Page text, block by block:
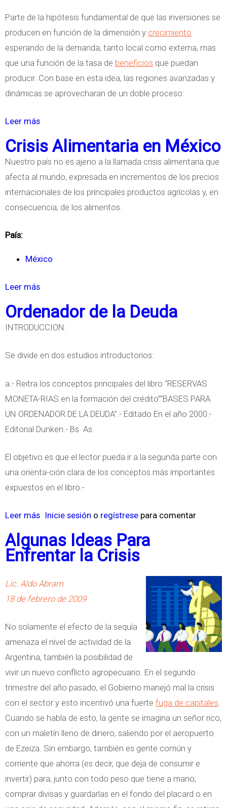
i
s
i
s
Parte de la hipótesis fundamental de que las inversiones se
producen en función de la dimensión y crecimiento
esperando de la demanda, tanto local como externa, mas
que una función de la tasa de beneficios que puedan
producir. Con base en esta idea, las regiones avanzadas y
dinámicas se aprovecharan de un doble proceso:
Leer más
b
r
e
T
e
í
l
u
s
a
c
ó
n
C
u
l
c
u
m
u
l
a
t
i
a
Crisis Alimentaria en México
Nuestro país no es ajeno a la llamada crisis alimentaria que
afecta al mundo, expresada en incrementos de los precios
internacionales de los principales productos agrícolas y, en
consecuencia, de los alimentos.
País:
México
Leer más
b
r
r
i
s
A
l
i
t
a
M
x
o
Ordenador de la Deuda
INTRODUCCION:
Se divide en dos estudios introductorios:
a.- Reitra los conceptos principales del libro “RESERVAS
MONETA-RIAS en la formación del crédito”“BASES PARA
UN ORDENADOR DE LA DEUDA”.- Editado En el año 2000.-
Editorial Dunken.- Bs. As.
El objetivo es que el lector pueda ir a la segunda parte con
una orienta-ción clara de los conceptos más importantes
expuestos en el libro.-
Leer más
b
r
d
o
d
D
e
Inicie sesión o regístrese para comentar
Algunas Ideas Para
Enfrentar la Crisis
Lic. Aldo Abram
18 de febrero de 2009
No solamente el efecto de la sequía
amenaza el nivel de actividad de la
Argentina, también la posibilidad de
vivir un nuevo conflicto agropecuario. En el segundo
trimestre del año pasado, el Gobierno manejó mal la crisis
con el sector y esto incentivó una fuerte fuga de capitales.
Cuando se habla de esto, la gente se imagina un señor rico,
con un maletín lleno de dinero, saliendo por el aeropuerto
de Ezeiza. Sin embargo, también es gente común y
corriente que ahorra (es decir, que deja de consumir e
invertir) para, junto con todo peso que tiene a mano,
comprar divisas y guardarlas en el fondo del placard o en